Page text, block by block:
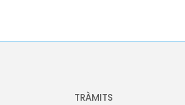
TRÀMITS